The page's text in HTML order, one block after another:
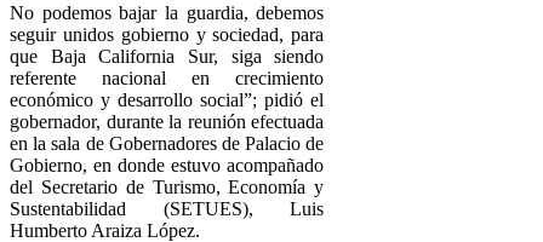
No podemos bajar la guardia, debemos
seguir unidos gobierno y sociedad, para
que Baja California Sur, siga siendo
referente nacional en crecimiento
económico y desarrollo social”; pidió el
gobernador, durante la reunión efectuada
en la sala de Gobernadores de Palacio de
Gobierno, en donde estuvo acompañado
del Secretario de Turismo, Economía y
Sustentabilidad (SETUES), Luis
Humberto Araiza López.